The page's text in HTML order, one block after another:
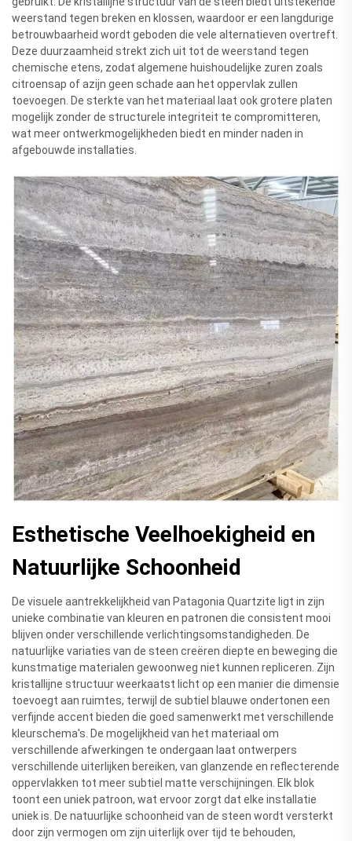
weerstand tegen breken en klossen, waardoor er een langdurige
betrouwbaarheid wordt geboden die vele alternatieven overtreft.
Deze duurzaamheid strekt zich uit tot de weerstand tegen
chemische etens, zodat algemene huishoudelijke zuren zoals
citroensap of azijn geen schade aan het oppervlak zullen
toevoegen. De sterkte van het materiaal laat ook grotere platen
mogelijk zonder de structurele integriteit te compromitteren,
wat meer ontwerkmogelijkheden biedt en minder naden in
afgebouwde installaties.
Esthetische Veelhoekigheid en
Natuurlijke Schoonheid
De visuele aantrekkelijkheid van Patagonia Quartzite ligt in zijn
unieke combinatie van kleuren en patronen die consistent mooi
blijven onder verschillende verlichtingsomstandigheden. De
natuurlijke variaties van de steen creëren diepte en beweging die
kunstmatige materialen gewoonweg niet kunnen repliceren. Zijn
kristallijne structuur weerkaatst licht op een manier die dimensie
toevoegt aan ruimtes, terwijl de subtiel blauwe ondertonen een
verfijnde accent bieden die goed samenwerkt met verschillende
kleurschema's. De mogelijkheid van het materiaal om
verschillende afwerkingen te ondergaan laat ontwerpers
verschillende uiterlijken bereiken, van glanzende en reflecterende
oppervlakken tot meer subtiel matte verschijningen. Elk blok
toont een uniek patroon, wat ervoor zorgt dat elke installatie
uniek is. De natuurlijke schoonheid van de steen wordt versterkt
door zijn vermogen om zijn uiterlijk over tijd te behouden,